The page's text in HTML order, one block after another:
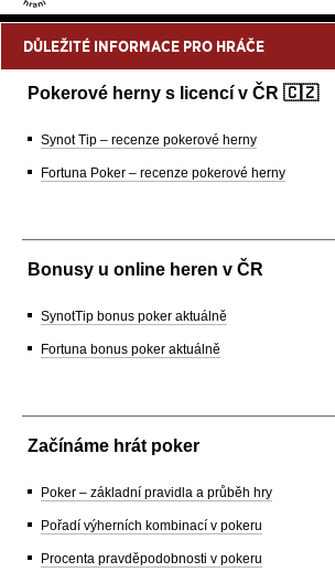
DŮLEŽITÉ INFORMACE PRO HRÁČE
Pokerové herny s licencí v ČR 🇨🇿
Synot Tip – recenze pokerové herny
Fortuna Poker – recenze pokerové herny
Bonusy u online heren v ČR
SynotTip bonus poker aktuálně
Fortuna bonus poker aktuálně
Začínáme hrát poker
Poker – základní pravidla a průběh hry
Pořadí výherních kombinací v pokeru
Procenta pravděpodobnosti v pokeru